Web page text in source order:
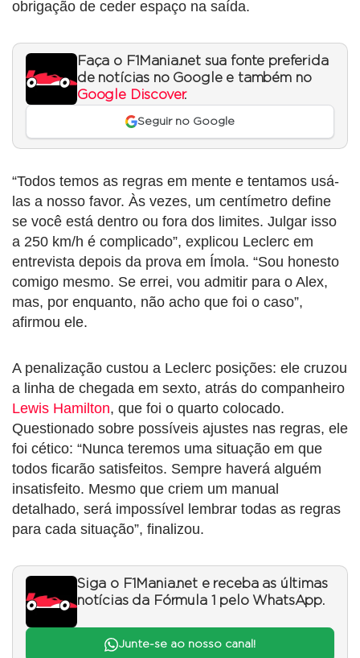
obrigação de ceder espaço na saída.
Faça o F1Mania.net sua fonte preferida
de notícias no Google e também no
Google Discover.
Seguir no Google
“Todos temos as regras em mente e tentamos usá-
las a nosso favor. Às vezes, um centímetro define
se você está dentro ou fora dos limites. Julgar isso
a 250 km/h é complicado”, explicou Leclerc em
entrevista depois da prova em Ímola. “Sou honesto
comigo mesmo. Se errei, vou admitir para o Alex,
mas, por enquanto, não acho que foi o caso”,
afirmou ele.
A penalização custou a Leclerc posições: ele cruzou
a linha de chegada em sexto, atrás do companheiro
Lewis Hamilton, que foi o quarto colocado.
Questionado sobre possíveis ajustes nas regras, ele
foi cético: “Nunca teremos uma situação em que
todos ficarão satisfeitos. Sempre haverá alguém
insatisfeito. Mesmo que criem um manual
detalhado, será impossível lembrar todas as regras
para cada situação”, finalizou.
Siga o F1Mania.net e receba as últimas
notícias da Fórmula 1 pelo WhatsApp.
Junte-se ao nosso canal!